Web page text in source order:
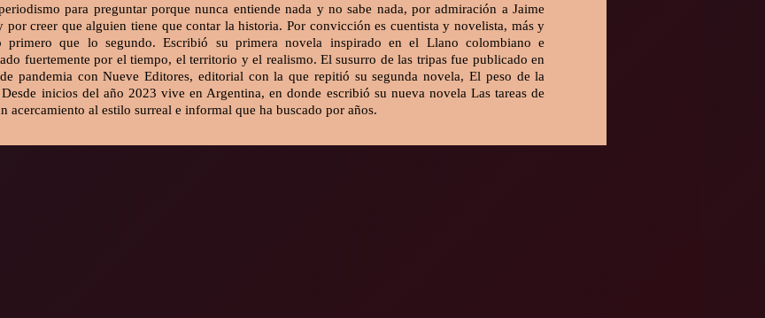
para preguntar porque nunca entiende nada y no sabe nada, por admiración a Jaime
por creer que alguien tiene que contar la historia. Por convicción es cuentista y novelista, más y
primero que lo segundo. Escribió su primera novela inspirado en el Llano colombiano e
fuertemente por el tiempo, el territorio y el realismo. El susurro de las tripas fue publicado en
pandemia con Nueve Editores, editorial con la que repitió su segunda novela, El peso de la
inicios del año 2023 vive en Argentina, en donde escribió su nueva novela Las tareas de
acercamiento al estilo surreal e informal que ha buscado por años.